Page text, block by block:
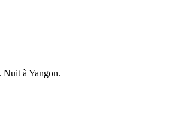
Nuit à Yangon.